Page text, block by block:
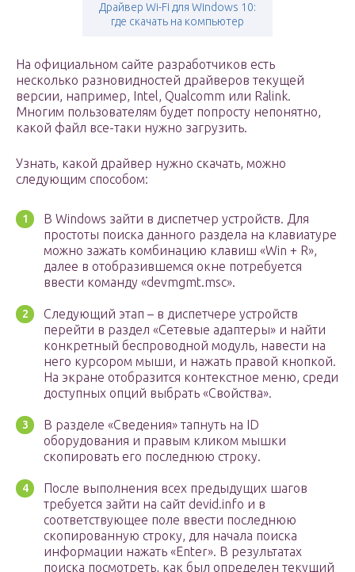
Драйвер Wi-Fi для Windows 10:
где скачать на компьютер
На официальном сайте разработчиков есть
несколько разновидностей драйверов текущей
версии, например, Intel, Qualcomm или Ralink.
Многим пользователям будет попросту непонятно,
какой файл все-таки нужно загрузить.
Узнать, какой драйвер нужно скачать, можно
следующим способом:
В Windows зайти в диспетчер устройств. Для
простоты поиска данного раздела на клавиатуре
можно зажать комбинацию клавиш «Win + R»,
далее в отобразившемся окне потребуется
ввести команду «devmgmt.msc».
Следующий этап – в диспетчере устройств
перейти в раздел «Сетевые адаптеры» и найти
конкретный беспроводной модуль, навести на
него курсором мыши, и нажать правой кнопкой.
На экране отобразится контекстное меню, среди
доступных опций выбрать «Свойства».
В разделе «Сведения» тапнуть на ID
оборудования и правым кликом мышки
скопировать его последнюю строку.
После выполнения всех предыдущих шагов
требуется зайти на сайт devid.info и в
соответствующее поле ввести последнюю
скопированную строку, для начала поиска
информации нажать «Enter». В результатах
поиска посмотреть, как был определен текущий